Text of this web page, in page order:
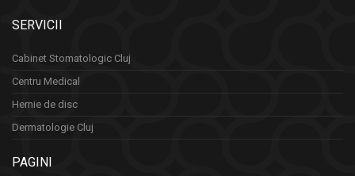
SERVICII
Cabinet Stomatologic Cluj
Centru Medical
Hernie de disc
Dermatologie Cluj
PAGINI